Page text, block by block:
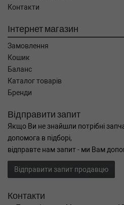
Контакти
Інтернет магазин
Замовлення
Кошик
Баланс
Каталог товарів
Бренди
Відправити запит
Якщо Ви не знайшли потрібні
допомога в підборі,
відправте нам запит - ми Вам
Відправити запит продавцю
Контакти